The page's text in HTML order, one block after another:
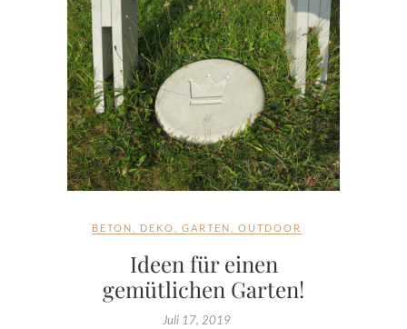
BETON DEKO GARTEN OUTDOOR
Ideen für einen
gemütlichen Garten!
Juli 17, 2019